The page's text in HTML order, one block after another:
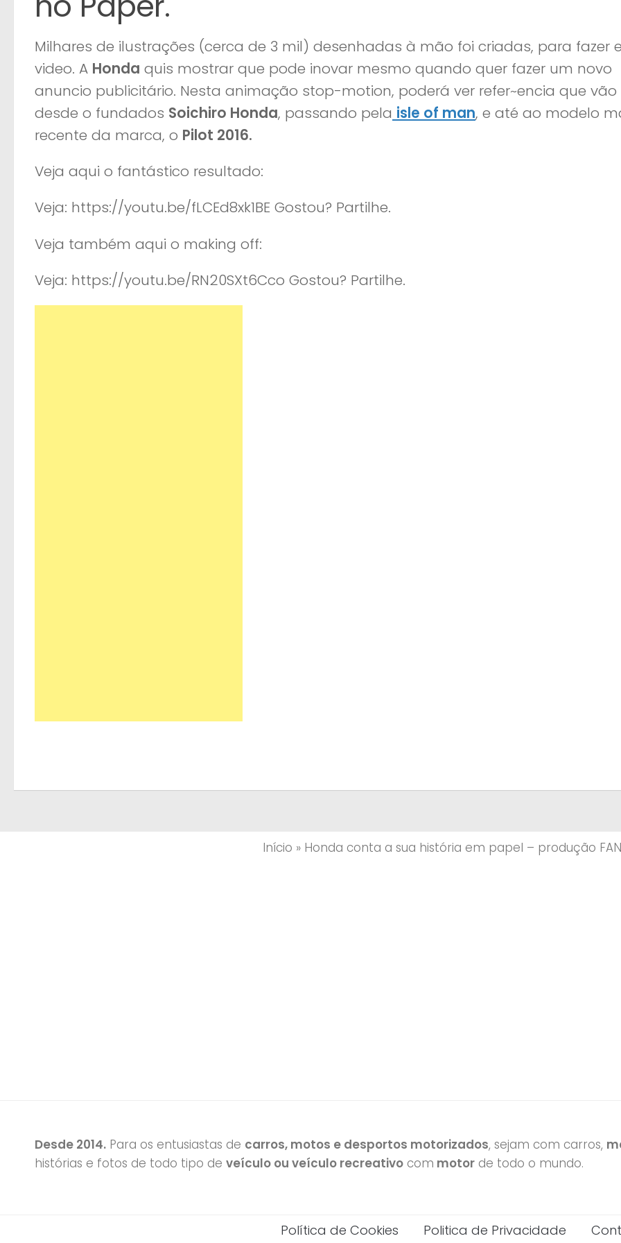
Milhares de ilustrações (cerca de 3 mil) desenhadas à mão foi criadas, para fazer
video. A Honda quis mostrar que pode inovar mesmo quando quer fazer um novo
anuncio publicitário. Nesta animação stop-motion, poderá ver refer~encia que vão
desde o fundados Soichiro Honda, passando pela isle of man, e até ao modelo
recente da marca, o Pilot 2016.
Veja aqui o fantástico resultado:
Veja: https://youtu.be/fLCEd8xk1BE Gostou? Partilhe.
Veja também aqui o making off:
Veja: https://youtu.be/RN20SXt6Cco Gostou? Partilhe.
Início » Honda conta a sua história em papel – produção
Desde 2014. Para os entusiastas de carros, motos e desportos motorizados, sejam com carros,
histórias e fotos de todo tipo de veículo ou veículo recreativo com motor de todo o mundo.
Política de Cookies Politica de Privacidade